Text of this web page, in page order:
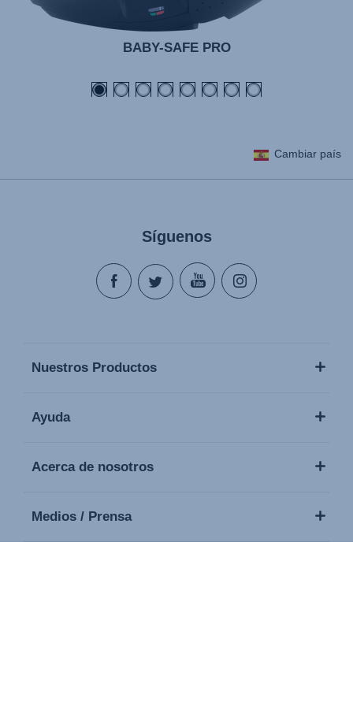
BABY-SAFE PRO
Cambiar país
Síguenos
Nuestros Productos
Ayuda
Acerca de nosotros
Medios / Prensa